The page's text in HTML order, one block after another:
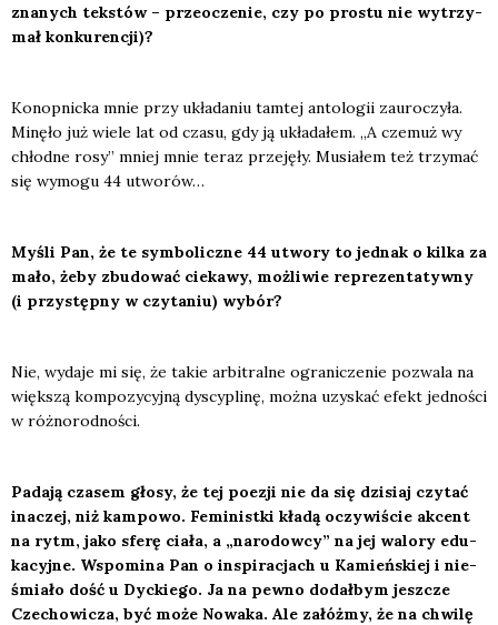
zna­nych tek­stów – prze­ocze­nie, czy po pro­stu nie wytrzy­
mał kon­ku­ren­cji)?
Konop­nic­ka mnie przy ukła­da­niu tam­tej anto­lo­gii zauro­czy­ła.
Minę­ło już wie­le lat od cza­su, gdy ją ukła­da­łem. „A cze­muż wy
chłod­ne rosy” mniej mnie teraz prze­ję­ły. Musia­łem też trzy­mać
się wymo­gu 44 utwo­rów…
Myśli Pan, że te sym­bo­licz­ne 44 utwo­ry to jed­nak o kil­ka za
mało, żeby zbu­do­wać cie­ka­wy, moż­li­wie repre­zen­ta­tyw­ny
(i przy­stęp­ny w czy­ta­niu) wybór?
Nie, wyda­je mi się, że takie arbi­tral­ne ogra­ni­cze­nie pozwa­la na
więk­szą kom­po­zy­cyj­ną dys­cy­pli­nę, moż­na uzy­skać efekt jed­no­ści
w róż­no­rod­no­ści.
Pada­ją cza­sem gło­sy, że tej poezji nie da się dzi­siaj czy­tać
ina­czej, niż kam­po­wo. Femi­nist­ki kła­dą oczy­wi­ście akcent
na rytm, jako sfe­rę cia­ła, a „naro­dow­cy” na jej walo­ry edu­
ka­cyj­ne. Wspo­mi­na Pan o inspi­ra­cjach u Kamień­skiej i nie­
śmia­ło dość u Dyc­kie­go. Ja na pew­no dodał­bym jesz­cze
Cze­cho­wi­cza, być może Nowa­ka. Ale załóż­my, że na chwi­lę